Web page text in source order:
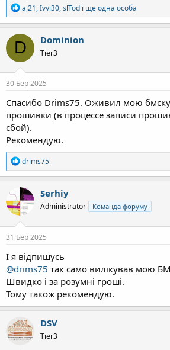
Р
е
а
к
ц
і
ї
:
aj21,Ivvi30,slTod і ще одна особа
D Dominion
Tier3
30 Бер 2025
Спасибо Drims75. Оживил мою
прошивки (в процессе записи
сбой).
Рекомендую.
Р
е
а
к
ц
і
:
drims75
Serhiy
Administrator Команда форуму
31 Бер 2025
І я відпишусь
@drims75 так само вилікував мою
Швидко і за розумні гроші.
Тому також рекомендую.
DSV
Tier3